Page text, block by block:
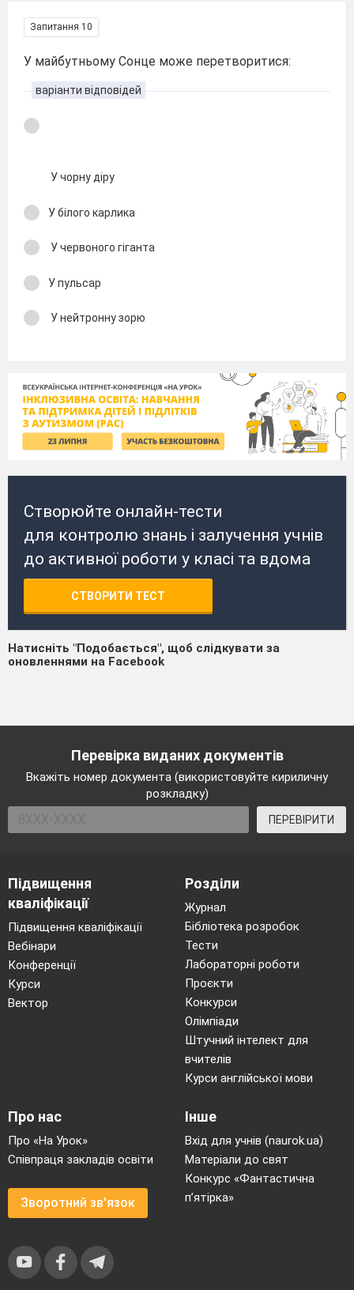
Запитання 10
У майбутньому Сонце може перетворитися:
варіанти відповідей
У чорну діру
У білого карлика
У чер­воного гіганта
У пульсар
У нейтронну зорю
Створюйте онлайн-тести
для контролю знань і залучення учнів
до активної роботи у класі та вдома
СТВОРИТИ ТЕСТ
Натисніть "Подобається", щоб слідкувати за
оновленнями на Facebook
Перевірка виданих документів
Вкажіть номер документа (використовуйте кириличну
розкладку)
ПЕРЕВІРИТИ
Підвищення
кваліфікації
Підвищення кваліфікації
Вебінари
Конференції
Курси
Вектор
Розділи
Журнал
Бібліотека розробок
Тести
Лабораторні роботи
Проєкти
Конкурси
Олімпіади
Штучний інтелект для
вчителів
Курси англійської мови
Про нас
Про «На Урок»
Співпраця закладів освіти
Зворотний зв'язок
Інше
Вхід для учнів (naurok.ua)
Матеріали до свят
Конкурс «Фантастична
п’ятірка»